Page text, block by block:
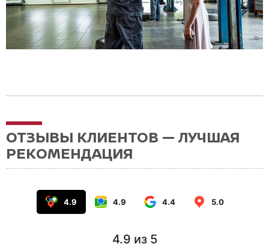
ОТЗЫВЫ КЛИЕНТОВ — ЛУЧШАЯ
РЕКОМЕНДАЦИЯ
4.9 4.9 4.4 5.0
4.9 из 5